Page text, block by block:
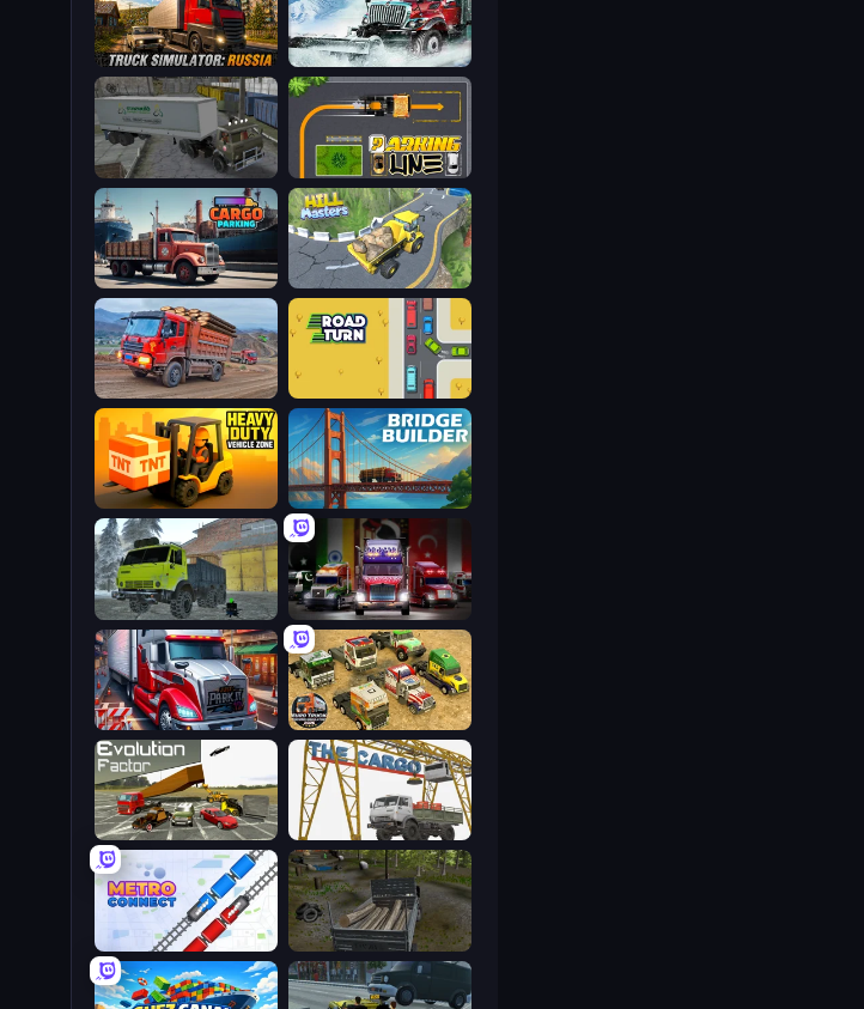
Snow Plow Truck
Truck Simulator: Russia
Parking Line
Russian Kamaz Truck Driver
Hill Masters
Cargo Truck Parking
Road Turn
Cargo Truck Driver Simulator
Bridge Builder
Heavy Duty: Vehicle Zone
Big Euro Truck Driving
Taiga Car Driver
Euro Truck Driving Simulator 2025
Just Park It 12
The Cargo
Evolution Factor
Russian Delivery Club Baikal
Metro Connect